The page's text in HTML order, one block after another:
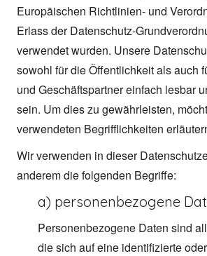
Europäischen Richtlinien- und
Erlass der Datenschutz-
verwendet wurden. Unsere
sowohl für die Öffentlichkeit als auch
und Geschäftspartner einfach lesbar
sein. Um dies zu gewährleisten,
verwendeten Begrifflichkeiten
Wir verwenden in dieser
anderem die folgenden Begriffe:
a) personenbezogene
Personenbezogene Daten sind
die sich auf eine identifizierte